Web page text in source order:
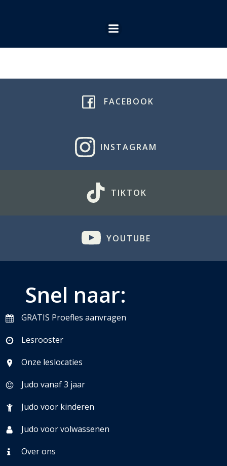
de
FACEBOOK
INSTAGRAM
TIKTOK
YOUTUBE
Snel naar:
GRATIS Proefles aanvragen
Lesrooster
Onze leslocaties
Judo vanaf 3 jaar
Judo voor kinderen
Judo voor volwassenen
Over ons